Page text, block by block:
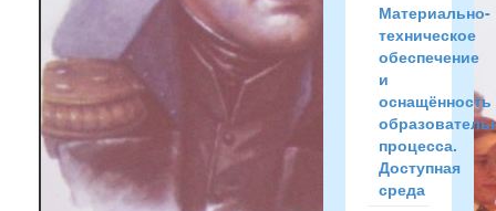
Материально-
техническое
обеспечение
и
оснащённость
процесса.
Доступная
среда